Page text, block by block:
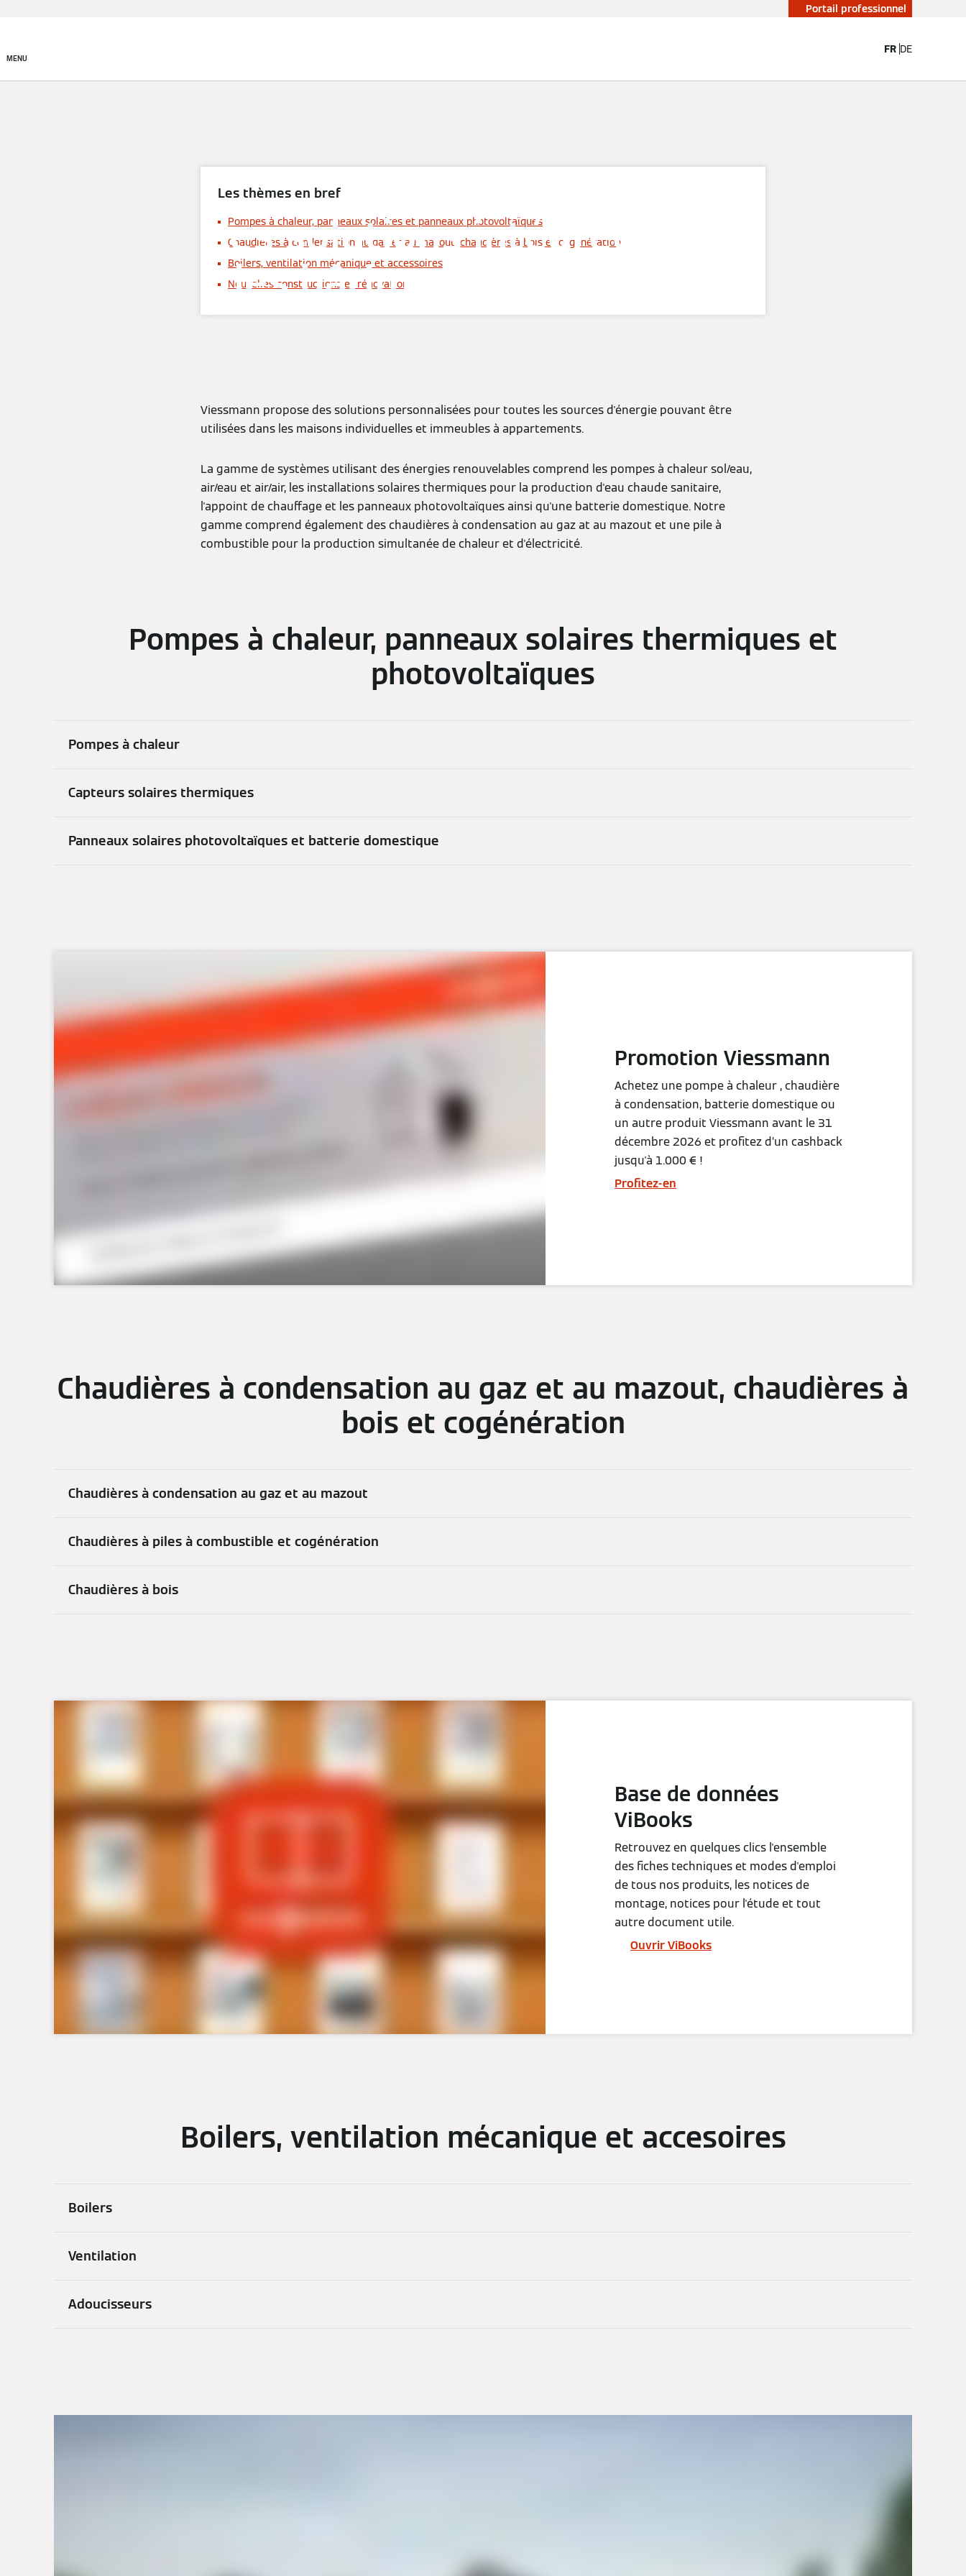
Portail professionnel
MENU
FR DE
Les solutions intégrées pour
les bâtiments résidentiels
Les thèmes en bref
Pompes à chaleur, panneaux solaires et panneaux photovoltaïques
Chaudières à condensation au gaz et au mazout, chaudières à bois et cogénération
Boilers, ventilation mécanique et accessoires
Nouvelles constructions et rénovation
Viessmann propose des solutions personnalisées pour toutes les sources d'énergie pouvant être
utilisées dans les maisons individuelles et immeubles à appartements.
La gamme de systèmes utilisant des énergies renouvelables comprend les pompes à chaleur sol/eau,
air/eau et air/air, les installations solaires thermiques pour la production d'eau chaude sanitaire,
l'appoint de chauffage et les panneaux photovoltaïques ainsi qu'une batterie domestique. Notre
gamme comprend également des chaudières à condensation au gaz at au mazout et une pile à
combustible pour la production simultanée de chaleur et d'électricité.
Pompes à chaleur, panneaux solaires thermiques et
photovoltaïques
Pompes à chaleur
Capteurs solaires thermiques
Panneaux solaires photovoltaïques et batterie domestique
Promotion Viessmann
Achetez une pompe à chaleur , chaudière
à condensation, batterie domestique ou
un autre produit Viessmann avant le 31
décembre 2026 et profitez d’un cashback
jusqu'à 1.000 € !
Profitez-en
Chaudières à condensation au gaz et au mazout, chaudières à
bois et cogénération
Chaudières à condensation au gaz et au mazout
Chaudières à piles à combustible et cogénération
Chaudières à bois
Base de données
ViBooks
Retrouvez en quelques clics l'ensemble
des fiches techniques et modes d'emploi
de tous nos produits, les notices de
montage, notices pour l'étude et tout
autre document utile.
Ouvrir ViBooks
Boilers, ventilation mécanique et accesoires
Boilers
Ventilation
Adoucisseurs